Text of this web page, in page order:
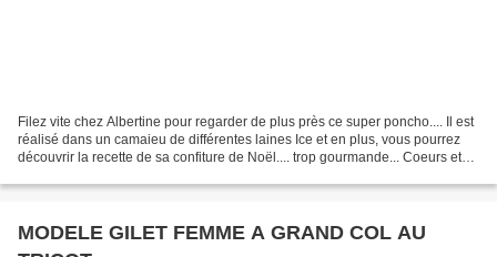
Filez vite chez Albertine pour regarder de plus près ce super poncho.... Il est
réalisé dans un camaieu de différentes laines Ice et en plus, vous pourrez
découvrir la recette de sa confiture de Noël.... trop gourmande... Coeurs et
MODELE GILET FEMME A GRAND COL AU